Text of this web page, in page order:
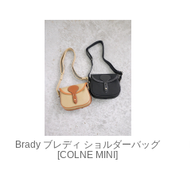
Brady ブレディ ショルダーバッグ
[COLNE MINI]